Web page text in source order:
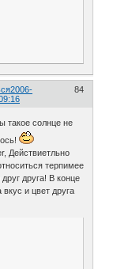
84
2006-
такое солнце не
Действиетльно
терпимее
друга! В конце
вкус и цвет друга